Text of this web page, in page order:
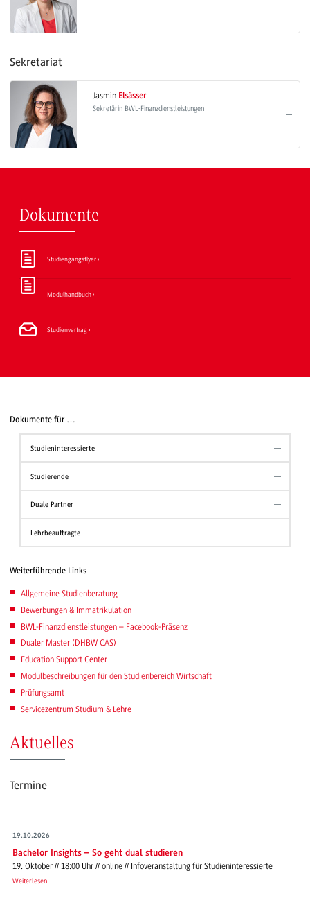
Sekretariat
Jasmin Elsässer
Sekretärin BWL-Finanzdienstleistungen
Dokumente
Studiengangsflyer
Modulhandbuch
Studienvertrag
Dokumente für …
Studieninteressierte
Studierende
Duale Partner
Lehrbeauftragte
Weiterführende Links
Allgemeine Studienberatung
Bewerbungen & Immatrikulation
BWL-Finanzdienstleistungen – Facebook-Präsenz
Dualer Master (DHBW CAS)
Education Support Center
Modulbeschreibungen für den Studienbereich Wirtschaft
Prüfungsamt
Servicezentrum Studium & Lehre
Aktuelles
Termine
19.10.2026
Bachelor Insights – So geht dual studieren
19. Oktober // 18:00 Uhr // online // Infoveranstaltung für Studieninteressierte
Weiterlesen